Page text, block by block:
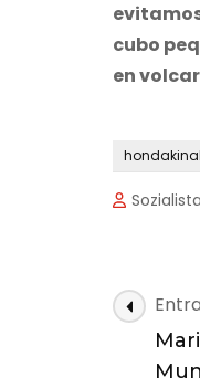
cubo
en
de